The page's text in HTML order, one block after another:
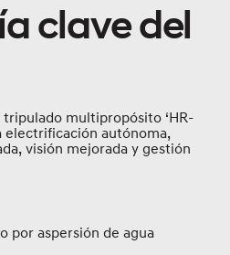
clave del
multipropósito ‘HR-
electrificación autónoma,
visión mejorada y gestión
por aspersión de agua